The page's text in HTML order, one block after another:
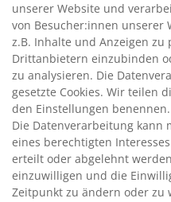
>
HANDPUMPEN FÜR ÖLE
>
TANKANLAGEN
>
ADBLUE® BETANKUNG
INFORMATIONEN
>
FAQ
>
VERTRAG WIDERRUFEN
unserer Website und
von Besucher:innen unserer
z.B. Inhalte und Anzeigen
Drittanbietern einzubinden
zu analysieren. Die
gesetzte Cookies. Wir teilen
den Einstellungen benennen.
Die Datenverarbeitung
eines berechtigten
erteilt oder abgelehnt
einzuwilligen und die
Zeitpunkt zu ändern oder zu